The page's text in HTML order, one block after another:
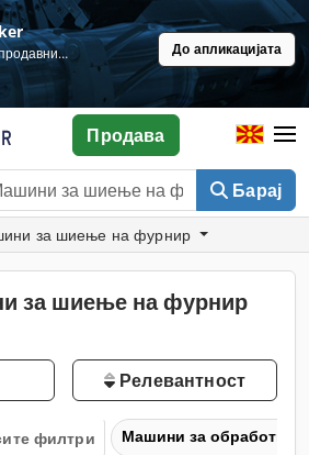
Бесплатно во продавница До апликацијата
Барај
Продава
за шиење на фурнир
за шиење на фурнир
Релевантност
филтри Машини за обработка